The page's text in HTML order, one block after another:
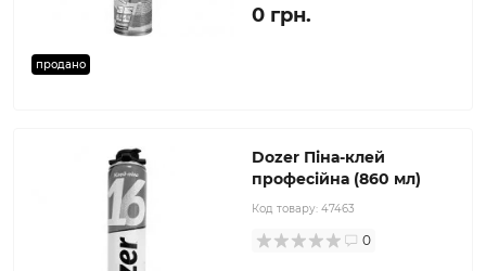
продано
0 грн.
Dozer Піна-клей
професійна (860 мл)
Код товару: 47463
0